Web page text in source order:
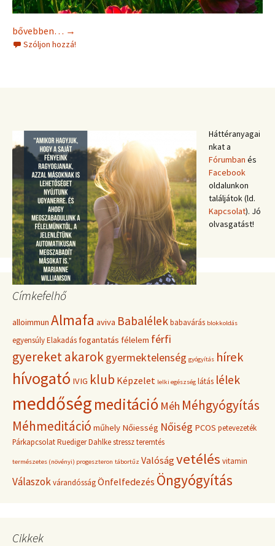
Rossz minta elengedése
bővebben… →
Szóljon hozzá!
Háttéranyagai
nkat a
Fórumban és
Facebook
oldalunkon
találjátok (ld.
Kapcsolat). Jó
olvasgatást!
Címkefelhő
alloimmun Almafa aviva Babalélekbabavárás blokkoldás
egyensúlyElakadásfogantatás félelem férfi
gyereket akarokgyermektelenség gyógyítás hírek
hívogató IVIG klub Képzelet lelki egészség látás lélek
meddőségmeditáció Méh Méhgyógyítás
Méhmeditáció műhely Nőiesség Nőiség PCOS petevezeték
PárkapcsolatRuediger Dahlkestresszteremtés
természetes (növényi) progeszteron tábortűz Valóság vetélés vitamin
VálaszokvárandósságÖnfelfedezés Öngyógyítás
Cikkek